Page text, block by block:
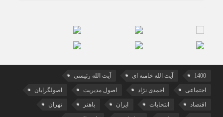
1400 آیت الله خامنه ای آیت الله رئیسی
اجتماعی احمدی نژاد اصول مدیریت اصولگرایان
اقتصاد انتخابات ایران باهنر تهران